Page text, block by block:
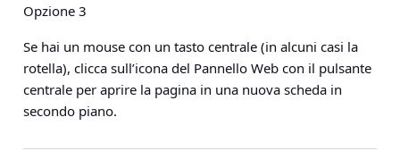
Opzione 3
Se hai un mouse con un tasto centrale (in alcuni casi la
rotella), clicca sull’icona del Pannello Web con il pulsante
centrale per aprire la pagina in una nuova scheda in
secondo piano.